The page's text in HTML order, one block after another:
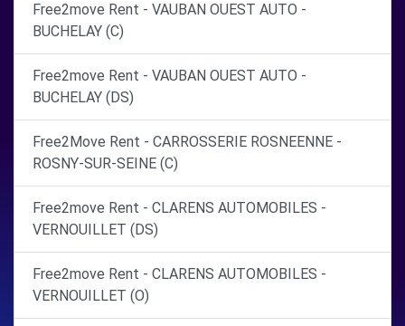
Free2move Rent - VAUBAN OUEST AUTO -
BUCHELAY (C)
Free2move Rent - VAUBAN OUEST AUTO -
BUCHELAY (DS)
Free2Move Rent - CARROSSERIE ROSNEENNE -
ROSNY-SUR-SEINE (C)
Free2move Rent - CLARENS AUTOMOBILES -
VERNOUILLET (DS)
Free2move Rent - CLARENS AUTOMOBILES -
VERNOUILLET (O)